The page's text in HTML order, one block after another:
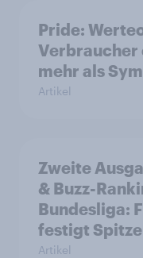
Pride:
Verbraucher
mehr als
Artikel
Zweite
& Buzz-
Bundesliga:
festigt
Artikel